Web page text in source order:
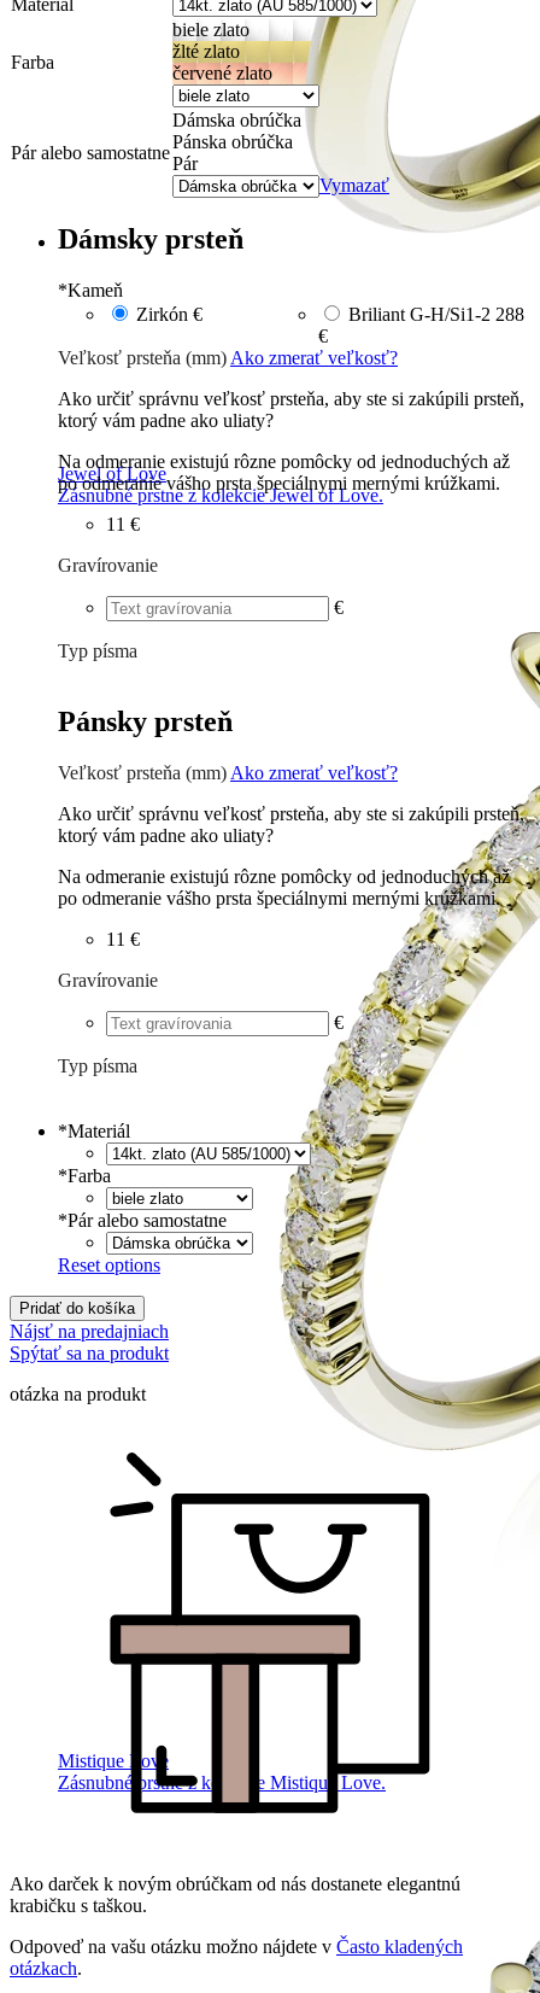
Jewel of Love
Zásnubné prstne z kolekcie Jewel of Love.
Mistique Love
Zásnubné prstne z kolekcie Mistique Love.
Farba
biele zlato
žlté zlato
červené zlato
Pár alebo samostatne
Dámska obrúčka
Pánska obrúčka
Pár
Vymazať
Dámsky prsteň
*Kameň
Zirkón € Briliant G-H/Si1-2 288
€
Veľkosť prsteňa (mm) Ako zmerať veľkosť?
Ako určiť správnu veľkosť prsteňa, aby ste si zakúpili prsteň,
ktorý vám padne ako uliaty?
Na odmeranie existujú rôzne pomôcky od jednoduchých až
po odmeranie vášho prsta špeciálnymi mernými krúžkami.
11 €
Gravírovanie
€
Typ písma
Pánsky prsteň
Veľkosť prsteňa (mm) Ako zmerať veľkosť?
Ako určiť správnu veľkosť prsteňa, aby ste si zakúpili prsteň,
ktorý vám padne ako uliaty?
Na odmeranie existujú rôzne pomôcky od jednoduchých až
po odmeranie vášho prsta špeciálnymi mernými krúžkami.
11 €
Gravírovanie
€
Typ písma
Písané €
*Materiál
*Farba
*Pár alebo samostatne
Reset options
Pridať do košíka
Nájsť na predajniach
Spýtať sa na produkt
otázka na produkt
Ako darček k novým obrúčkam od nás dostanete elegantnú
krabičku s taškou.
Odpoveď na vašu otázku možno nájdete v Často kladených
otázkach.